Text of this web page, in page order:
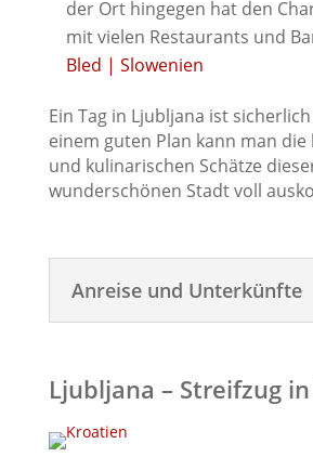
der Ort hingegen hat den
mit vielen Restaurants und
Bled | Slowenien
Ein Tag in Ljubljana ist
einem guten Plan kann man
und kulinarischen Schätze
wunderschönen Stadt voll
Anreise und Unterkünfte
Ljubljana – Streifzug